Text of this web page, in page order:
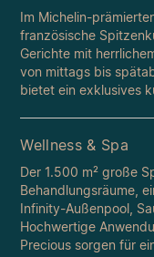
Im Michelin-
französische
Gerichte mit
von mittags bis
bietet ein exklusives
Wellness & Spa
Der 1.500 m² große
Behandlungsräume,
Infinity-Außenpool,
Hochwertige
Precious sorgen für